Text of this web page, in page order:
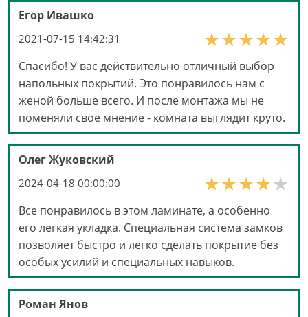
Егор Ивашко
2021-07-15 14:42:31
Спасибо! У вас действительно отличный выбор
напольных покрытий. Это понравилось нам с
женой больше всего. И после монтажа мы не
поменяли свое мнение - комната выглядит круто.
Олег Жуковский
2024-04-18 00:00:00
Все понравилось в этом ламинате, а особенно
его легкая укладка. Специальная система замков
позволяет быстро и легко сделать покрытие без
особых усилий и специальных навыков.
Роман Янов